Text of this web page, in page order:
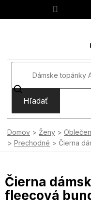
Hľadať
Domov Ženy
Prechodné
Čierna
Čierna
fleecová